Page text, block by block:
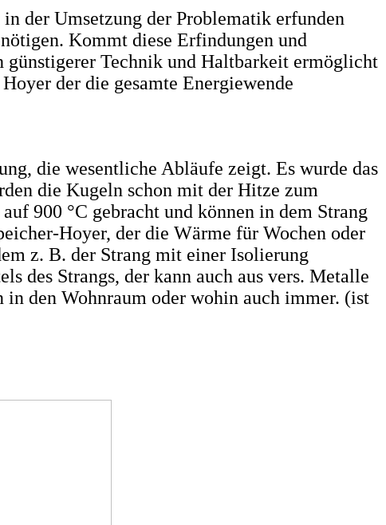
der Umsetzung der Problematik erfunden
Kommt diese Erfindungen und
Technik und Haltbarkeit ermöglicht
der die gesamte Energiewende
die wesentliche Abläufe zeigt. Es wurde das
die Kugeln schon mit der Hitze zum
900 °C gebracht und können in dem Strang
Hoyer, der die Wärme für Wochen oder
z. B. der Strang mit einer Isolierung
des Strangs, der kann auch aus vers. Metalle
den Wohnraum oder wohin auch immer. (ist